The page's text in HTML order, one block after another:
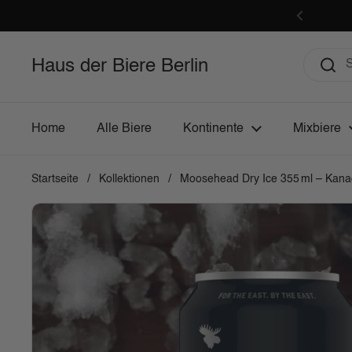
Zurück
Haus der Biere Berlin
Home Alle Biere Kontinente Mixbiere
Startseite / Kollektionen / Moosehead Dry Ice 355 ml –